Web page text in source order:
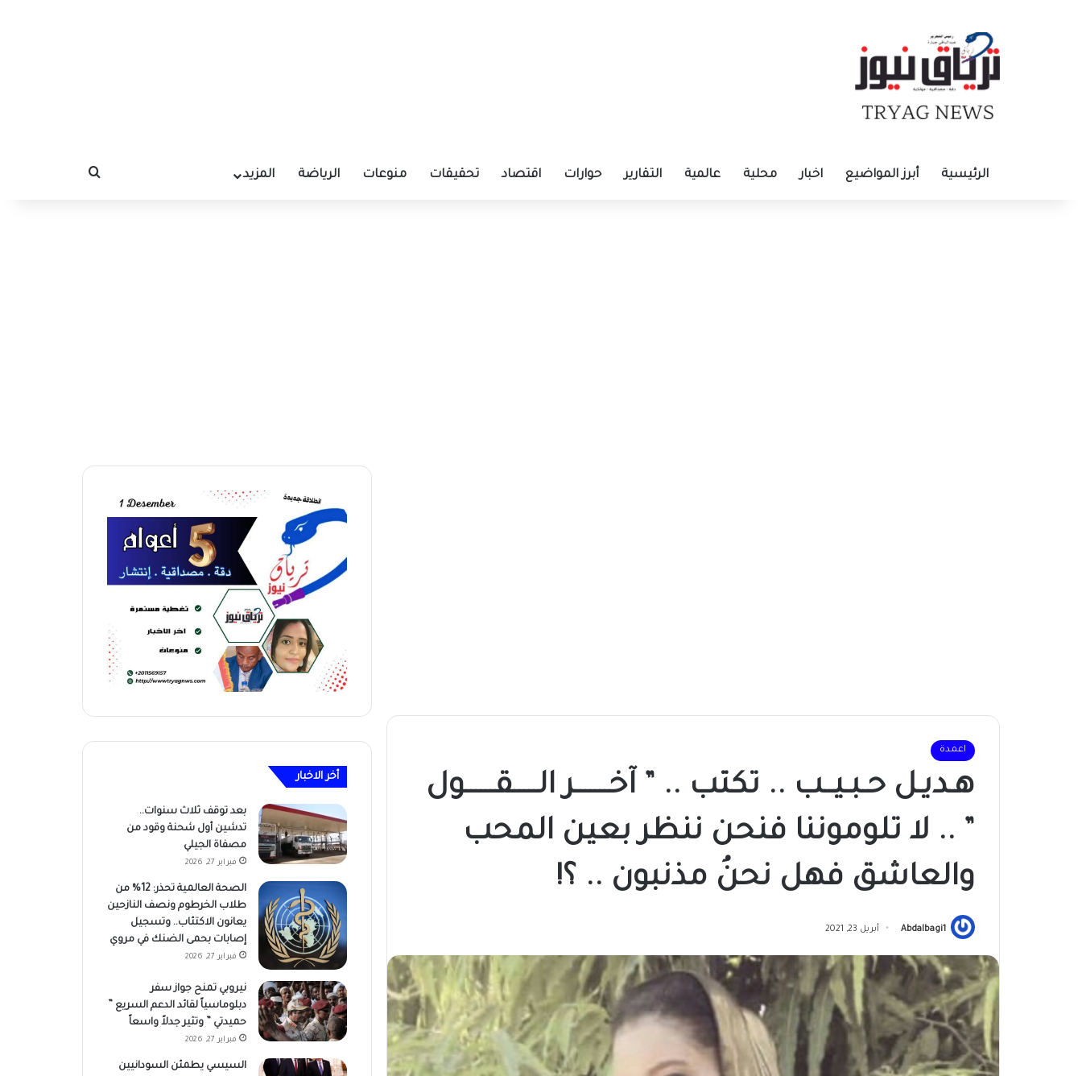
الرئيسية أبرز المواضيع اخبار محلية عالمية التقارير حوارات اقتصاد تحقيقات منوعات الرياضة المزيد بحث عن
اعمدة
هـديـل حـبـيــب .. تكتب .. ” آخـــــــر الـــــقــــــول
” .. لا تلوموننا فنحن ننظر بعين المحب
والعاشق فهل نحنُ مذنبون .. ؟!
Abdalbagi1 أبريل 23, 2021
أخر الاخبار
بعد توقف ثلاث سنوات..
تدشين أول شحنة وقود من
مصفاة الجيلي
فبراير 27, 2026
الصحة العالمية تحذر: 12% من
طلاب الخرطوم ونصف النازحين
يعانون الاكتئاب.. وتسجيل
إصابات بحمى الضنك في مروي
فبراير 27, 2026
نيروبي تمنح جواز سفر
دبلوماسياً لقائد الدعم السريع ”
حميدتي ” وتثير جدلاً واسعاً
فبراير 27, 2026
السيسي يطمئن السودانيين